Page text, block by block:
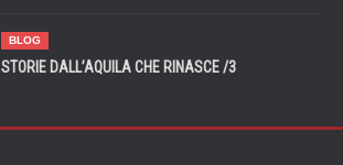
BLOG
STORIE DALL’AQUILA CHE RINASCE /3